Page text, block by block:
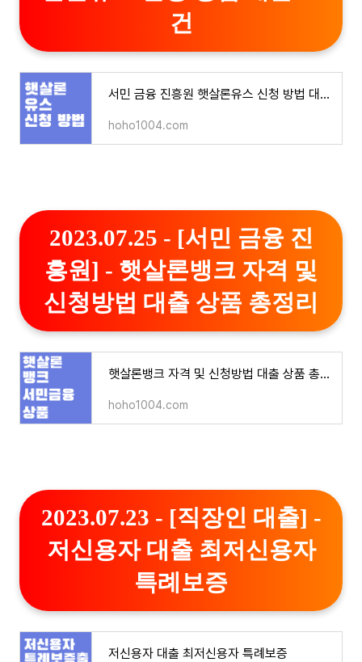
건
서민 금융 진흥원 햇살론유스 신청 방법 대출 조건
hoho1004.com
2023.07.25 - [서민 금융 진
흥원] - 햇살론뱅크 자격 및
신청방법 대출 상품 총정리
햇살론뱅크 자격 및 신청방법 대출 상품 총정리
hoho1004.com
2023.07.23 - [직장인 대출] -
저신용자 대출 최저신용자
특례보증
저신용자 대출 최저신용자 특례보증